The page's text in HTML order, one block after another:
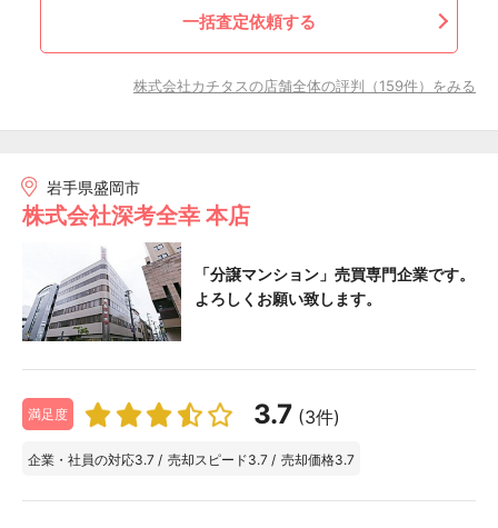
一括査定依頼する
株式会社カチタスの店舗全体の評判（159件）をみる
岩手県盛岡市
株式会社深考全幸 本店
「分譲マンション」売買専門企業です。
よろしくお願い致します。
満足度 3.7 (3件)
企業・社員の対応3.7 / 売却スピード3.7 / 売却価格3.7